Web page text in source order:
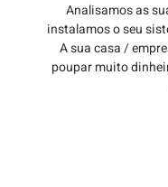
Analisamos as
instalamos o seu
A sua casa /
poupar muito